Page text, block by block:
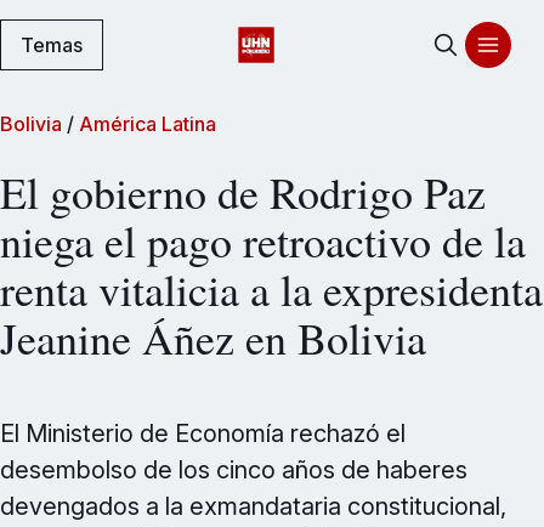
Temas
Bolivia / América Latina
El gobierno de Rodrigo Paz
niega el pago retroactivo de la
renta vitalicia a la expresidenta
Jeanine Áñez en Bolivia
El Ministerio de Economía rechazó el
desembolso de los cinco años de haberes
devengados a la exmandataria constitucional,